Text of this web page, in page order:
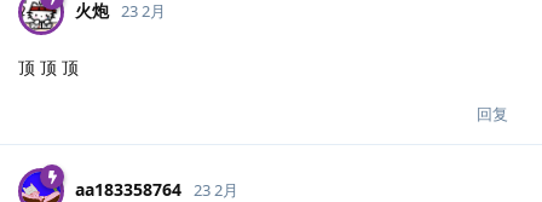
火炮 23 2月
顶 顶 顶
回复
aa183358764 23 2月